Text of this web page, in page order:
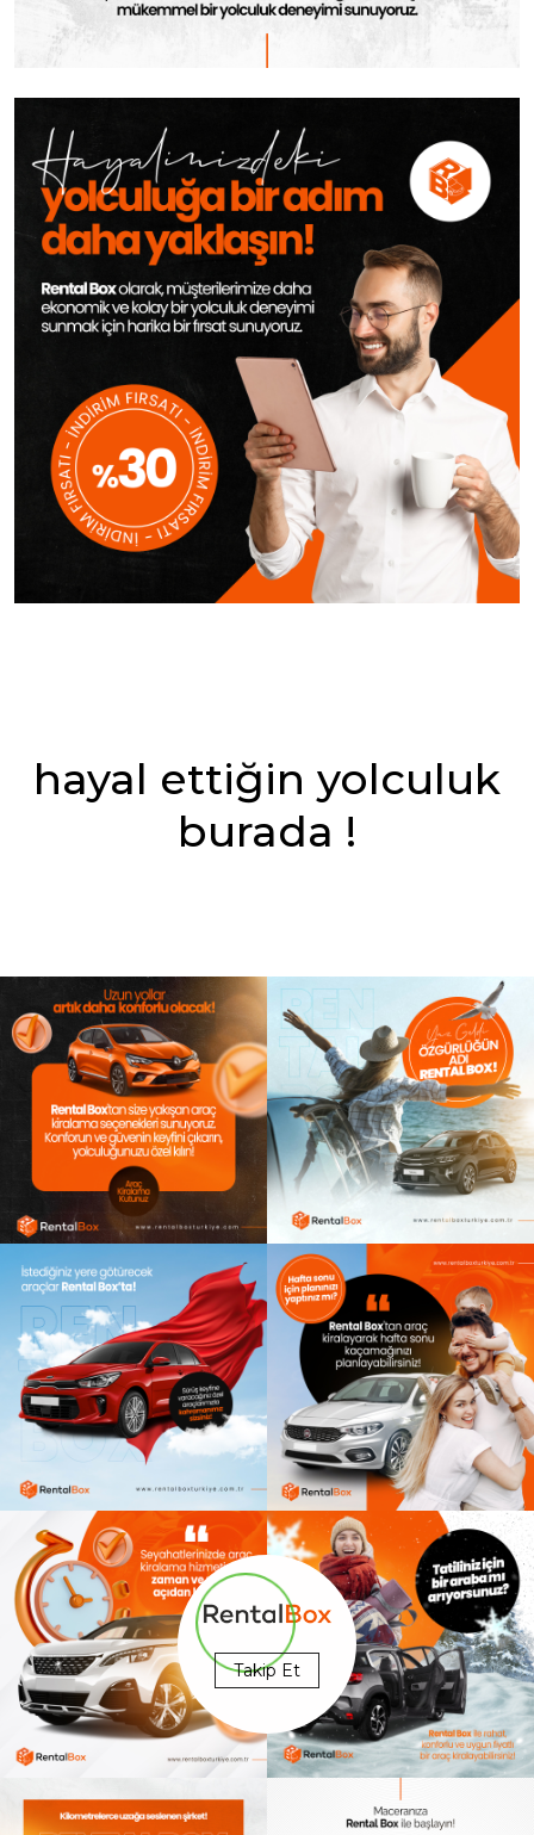
hayal ettiğin yolculuk
burada !
Takip Et